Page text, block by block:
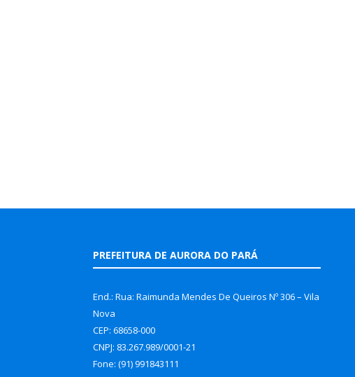
PREFEITURA DE AURORA DO PARÁ
End.: Rua: Raimunda Mendes De Queiros Nº 306 – Vila
Nova
CEP: 68658-000
CNPJ: 83.267.989/0001-21
Fone: (91) 991843111